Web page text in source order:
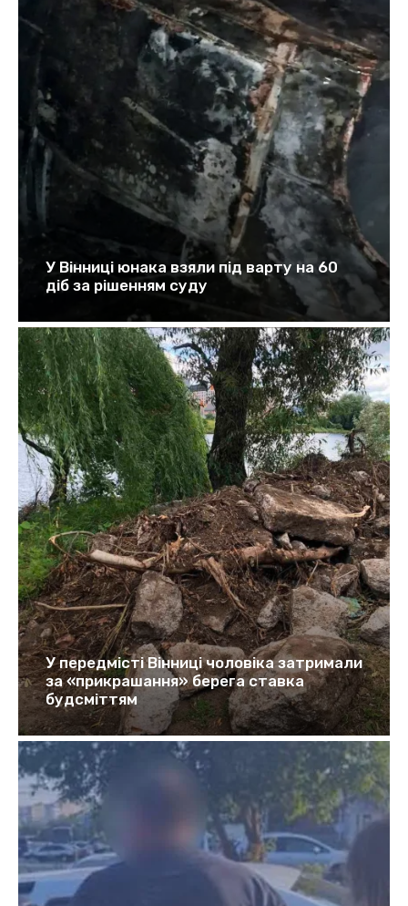
У Вінниці юнака взяли під варту на 60
діб за рішенням суду
У передмісті Вінниці чоловіка затримали
за «прикрашання» берега ставка
будсміттям